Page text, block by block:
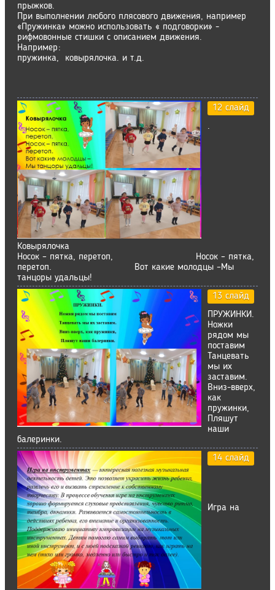
прыжков.
При выполнении любого плясового движения, например
«Пружинка» можно использовать « подговорки» -
рифмовонные стишки с описанием движения.
Например:
пружинка, ковырялочка. и т.д.
12 слайд
.
Ковырялочка
Носок – пятка, перетоп, Носок – пятка,
перетоп. Вот какие молодцы –Мы
танцоры удальцы!
13 слайд
ПРУЖИНКИ.
Ножки
рядом мы
поставим
Танцевать
мы их
заставим.
Вниз-вверх,
как
пружинки,
Пляшут
наши
балеринки.
14 слайд
Игра на